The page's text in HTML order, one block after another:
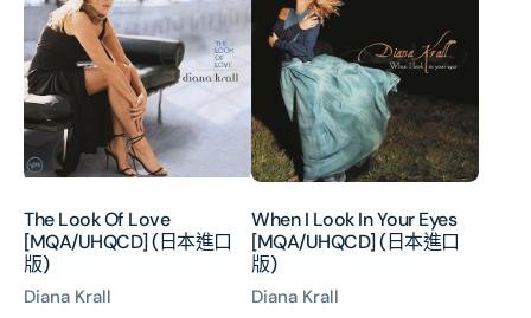
Of
Love
[MQA/UHQCD]
(日
本
口
The Look Of Love
[MQA/UHQCD] (日本進口
版)
Diana Krall
Look
In
Your
Eyes
[MQA/UHQCD]
(日
本
口
版)
When I Look In Your Eyes
[MQA/UHQCD] (日本進口
版)
Diana Krall